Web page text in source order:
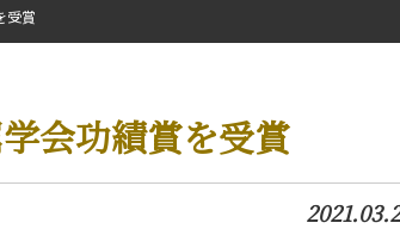
会功績賞を受賞
受賞